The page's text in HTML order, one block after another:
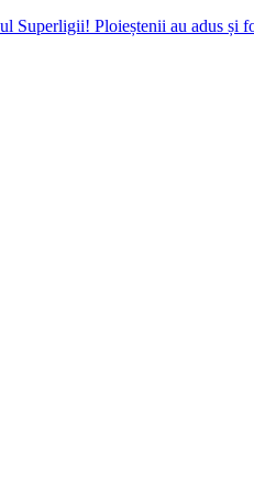
antrenorii marcanți în voleiul feminin